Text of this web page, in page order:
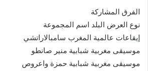
الفرق المشاركة
نوع العرض البلد اسم المجموعة
إيقاعات عالمية المغرب سامبالاراتشي
موسيقى مغربية شبابية منير صانطو
موسيقى مغربية شبابية حمزة واعروص